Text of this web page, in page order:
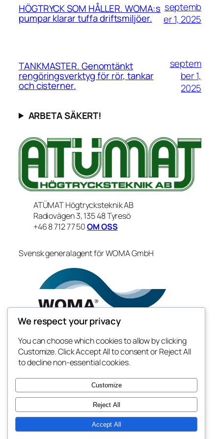
HÖGTRYCK SOM HÅLLER. WOMA:s
pumpar klarar tuffa driftsmiljöer.
septemb
er 1, 2025
TANKMASTER. Genomtänkt
rengöringsverktyg för rör, tankar
och cisterner.
septem
ber 1,
2025
ARBETA SÄKERT!
ATÜMAT Högtrycksteknik AB
Radiovägen 3, 135 48 Tyresö
+46 8 712 77 50OM OSS
Svensk generalagent för WOMA GmbH
We respect your privacy
You can choose which cookies to allow by clicking
Customize. Click Accept All to consent or Reject All
to decline non-essential cookies.
Customize
Reject All
Accept All